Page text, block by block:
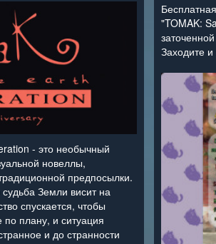
- это необычный
новеллы,
предпосылки.
судьба Земли висит на
спускается, чтобы
плану, и ситуация
и до странности
"TOMAK:
Заходите